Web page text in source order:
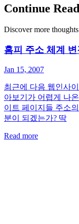
Continue
Discover more
홈피 주소 체계
Jan 15, 2007
최근에 다음 웹인사
아보기가 어렵게 나
이트 페이지들 주소
분이 되겠는가? 딱
Read more